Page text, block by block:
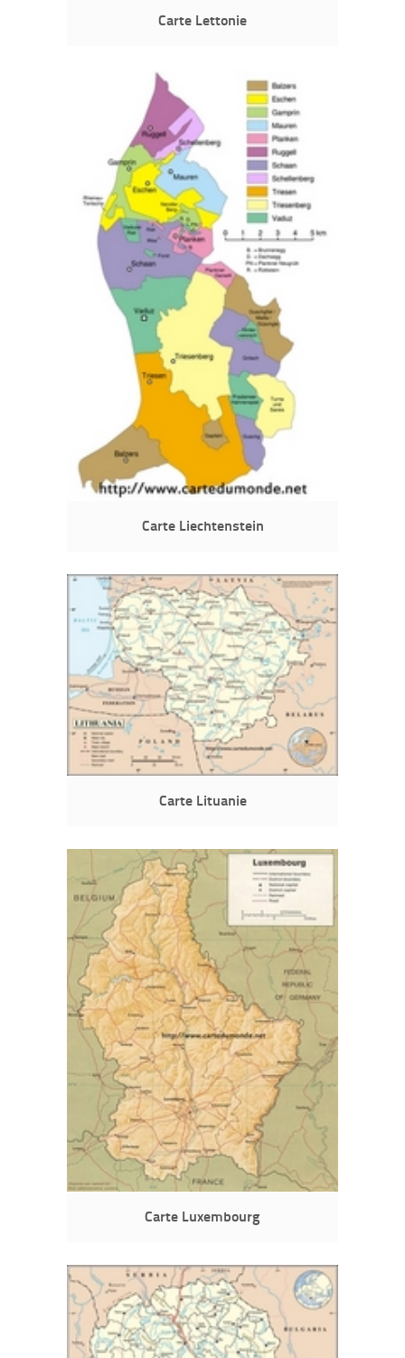
Carte Lettonie
Carte Liechtenstein
Carte Lituanie
Carte Luxembourg